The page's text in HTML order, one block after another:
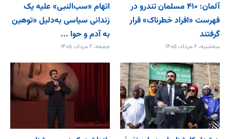
آلمان: ۴۱۰ مسلمان تندرو در
فهرست «افراد خطرناک» قرار
گرفتند
سه‌شنبه، ۶ مرداد، ۱۴۰۵
اتهام «سب‌النبی» علیه یک
زندانی سیاسی به‌دلیل «توهین
به آدم و حوا ...
جمعه، ۲ مرداد، ۱۴۰۵